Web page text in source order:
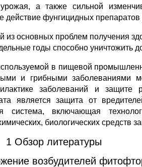
а также сильной
действие фунгицидных препаратов
из основных проблем получения
годы способно уничтожить
в пищевой
и грибными заболеваниями
заболеваний и
является защита от
система, включающая
биологических средств
1 Обзор литературы
возбудителей